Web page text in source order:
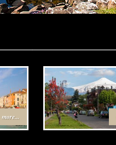
more...